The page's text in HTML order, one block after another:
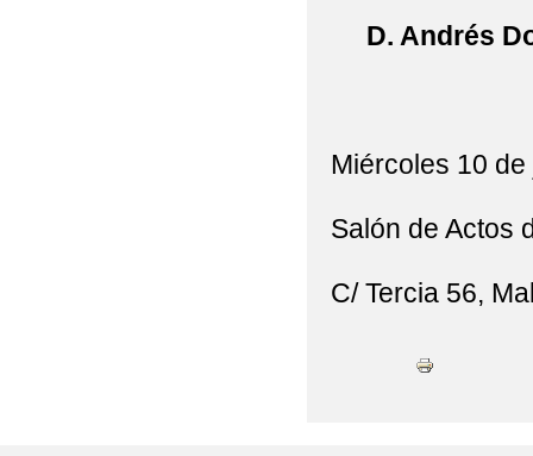
D. Andrés
Miércoles 10
Salón de Actos
C/ Tercia 56,